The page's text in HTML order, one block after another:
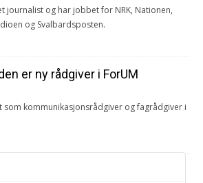
journalist og har jobbet for NRK, Nationen,
og Svalbardsposten.
er ny rådgiver i ForUM
kommunikasjonsrådgiver og fagrådgiver i
idømt 7 års fengsel